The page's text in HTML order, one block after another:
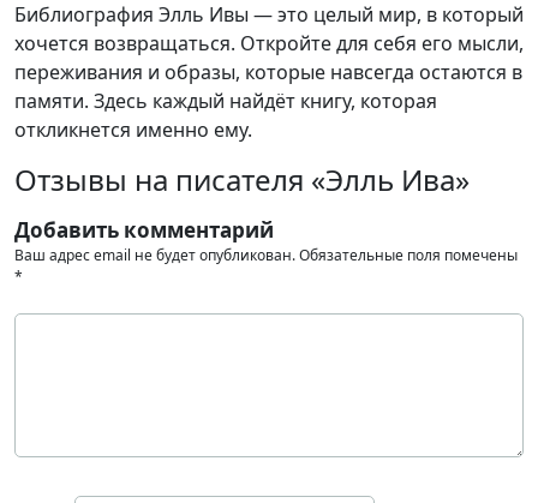
Библиография Элль Ивы — это целый мир, в который
хочется возвращаться. Откройте для себя его мысли,
переживания и образы, которые навсегда остаются в
памяти. Здесь каждый найдёт книгу, которая
откликнется именно ему.
Отзывы на писателя «Элль Ива»
Добавить комментарий
Ваш адрес email не будет опубликован.Обязательные поля помечены
*